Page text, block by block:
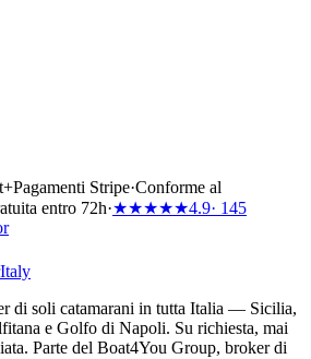
+Pagamenti Stripe·Conforme al
entro 72h·★★★★★4.9· 145
Italy
di soli catamarani in tutta Italia — Sicilia,
e Golfo di Napoli. Su richiesta, mai
Parte del Boat4You Group, broker di